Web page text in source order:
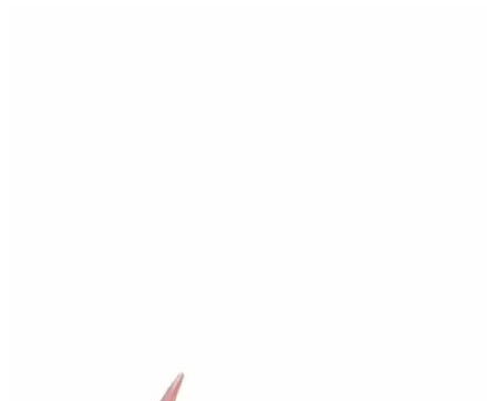
Şık Renk Seçeneği